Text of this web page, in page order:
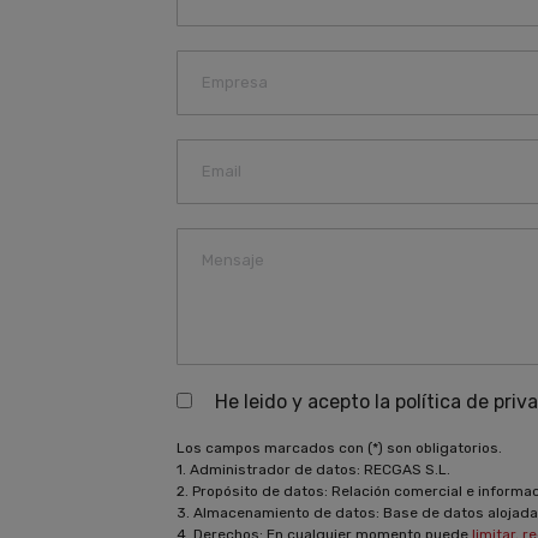
He leido y acepto la política de
Los campos marcados con (*) son obligatorios.
1. Administrador de datos: RECGAS S.L.
2. Propósito de datos: Relación comercial e
3. Almacenamiento de datos: Base de datos
4. Derechos: En cualquier momento puede limitar,